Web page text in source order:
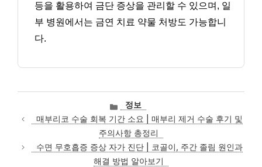
등을 활용하여 금단 증상을 관리할 수 있으며, 일
부 병원에서는 금연 치료 약물 처방도 가능합니
다.
카
테
고
리
정보
매부리코 수술 회복 기간 소요 | 매부리 제거 수술 후기 및
주의사항 총정리
수면 무호흡증 증상 자가 진단 | 코골이, 주간 졸림 원인과
해결 방법 알아보기